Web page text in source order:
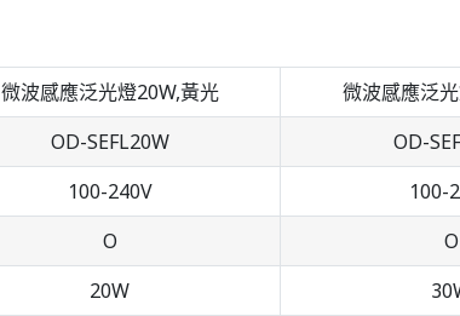
微波感應泛光燈20W,黃光
微波感應泛
OD-SEFL20W
OD-
100-240V
100-
O
O
20W